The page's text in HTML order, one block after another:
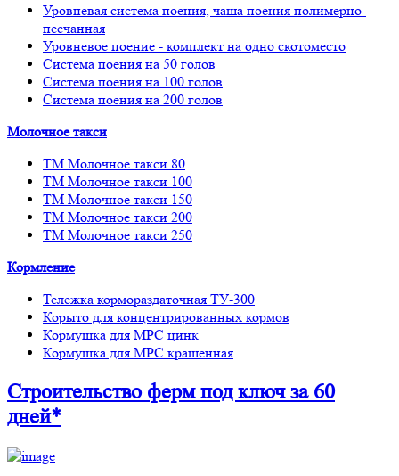
Уровневая система поения, чаша поения полимерно-
песчанная
Уровневое поение - комплект на одно скотоместо
Система поения на 50 голов
Система поения на 100 голов
Система поения на 200 голов
Молочное такси
ТМ Молочное такси 80
ТМ Молочное такси 100
ТМ Молочное такси 150
ТМ Молочное такси 200
ТМ Молочное такси 250
Кормление
Тележка кормораздаточная ТУ-300
Корыто для концентрированных кормов
Кормушка для МРС цинк
Кормушка для МРС крашенная
Строительство фермпод ключ за 60
дней*